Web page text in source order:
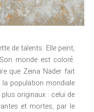
de talents. Elle peint,
monde est coloré.
que Zeina Nader fait
la population mondiale
originaux : celui de
et mortes, par le